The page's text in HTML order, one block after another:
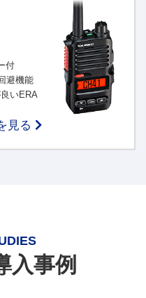
付
避機能
いERA
見る
入事例